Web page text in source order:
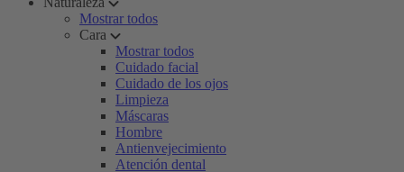
Mostrar todos
Cara
Mostrar todos
Cuidado facial
Cuidado de los ojos
Limpieza
Máscaras
Hombre
Antienvejecimiento
Atención dental